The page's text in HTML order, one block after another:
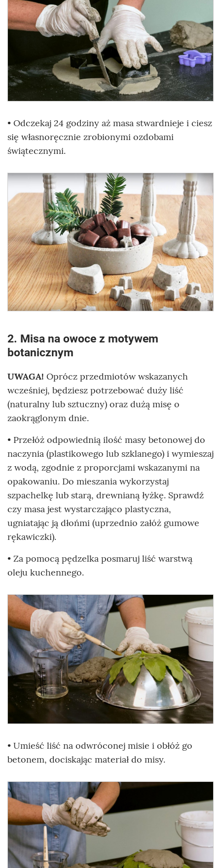
• Odczekaj 24 godziny aż masa stwardnieje i ciesz
się własnoręcznie zrobionymi ozdobami
świątecznymi.
2. Misa na owoce z motywem
botanicznym
UWAGA! Oprócz przedmiotów wskazanych
wcześniej, będziesz potrzebować duży liść
(naturalny lub sztuczny) oraz dużą misę o
zaokrąglonym dnie.
• Przełóż odpowiednią ilość masy betonowej do
naczynia (plastikowego lub szklanego) i wymieszaj
z wodą, zgodnie z proporcjami wskazanymi na
opakowaniu. Do mieszania wykorzystaj
szpachelkę lub starą, drewnianą łyżkę. Sprawdź
czy masa jest wystarczająco plastyczna,
ugniatając ją dłońmi (uprzednio załóż gumowe
rękawiczki).
• Za pomocą pędzelka posmaruj liść warstwą
oleju kuchennego.
• Umieść liść na odwróconej misie i obłóż go
betonem, dociskając materiał do misy.